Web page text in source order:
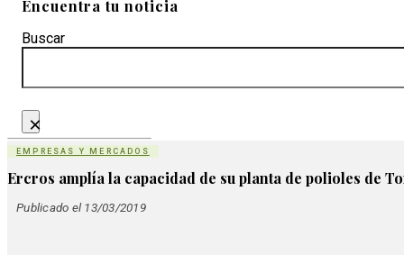
Encuentra tu noticia
Buscar
×
EMPRESAS Y MERCADOS
Ercros amplía la capacidad de su planta de polioles de
Publicado el 13/03/2019